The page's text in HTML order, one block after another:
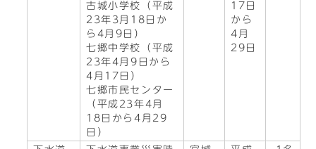
古城小学校（平成
23年3月18日か
ら4月9日）
七郷中学校（平成
23年4月9日から
4月17日）
七郷市民センター
（平成23年4月
18日から4月29
日）
17日
から
4月
29日